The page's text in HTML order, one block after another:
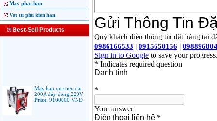
May phat han
Vat tu phu kien han
Best-Sell Products
200A day dong 220V
Price:9100000 VND